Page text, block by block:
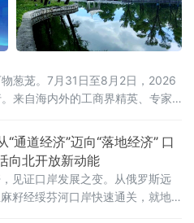
葱茏。7月31日至8月2日，2026
来自海内外的工商界精英、专家
新华社社级标志性论坛，形成“南
对话IP。本届年会以“新质生产力：
心主题，锚定哈尔滨“三城三
“通道经济”迈向“落地经济” 口
向北开放新动能
见证口岸发展之变。从俄罗斯远
籽经绥芬河口岸快速通关，就地